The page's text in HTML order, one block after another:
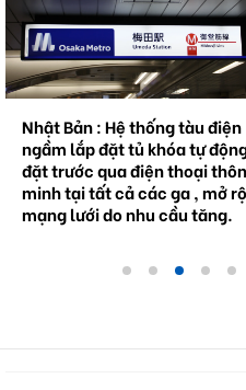
Nhật Bản : Hệ thống tàu điện
ngầm lắp đặt tủ khóa tự
đặt trước qua điện thoại
minh tại tất cả các ga , mở
mạng lưới do nhu cầu tăng.